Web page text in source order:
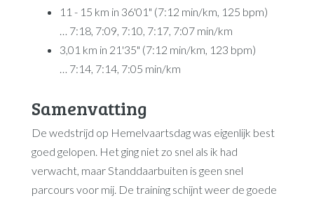
11 - 15 km in 36'01" (7:12 min/km, 125 bpm)
… 7:18, 7:09, 7:10, 7:17, 7:07 min/km
3,01 km in 21'35" (7:12 min/km, 123 bpm)
… 7:14, 7:14, 7:05 min/km
Samenvatting
De wedstrijd op Hemelvaartsdag was eigenlijk best
goed gelopen. Het ging niet zo snel als ik had
verwacht, maar Standdaarbuiten is geen snel
parcours voor mij. De training schijnt weer de goede